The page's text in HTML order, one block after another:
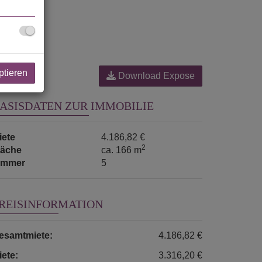
Download Expose
ZUR IMMOBILIE
4.186,82 €
ca. 166 m2
5
4.186,82 €
3.316,20 €